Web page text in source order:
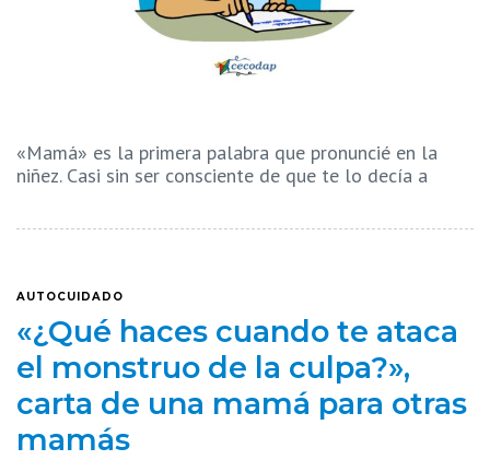
«Mamá» es la primera palabra que pronuncié en la
niñez. Casi sin ser consciente de que te lo decía a
AUTOCUIDADO
«¿Qué haces cuando te ataca
el monstruo de la culpa?»,
carta de una mamá para otras
mamás